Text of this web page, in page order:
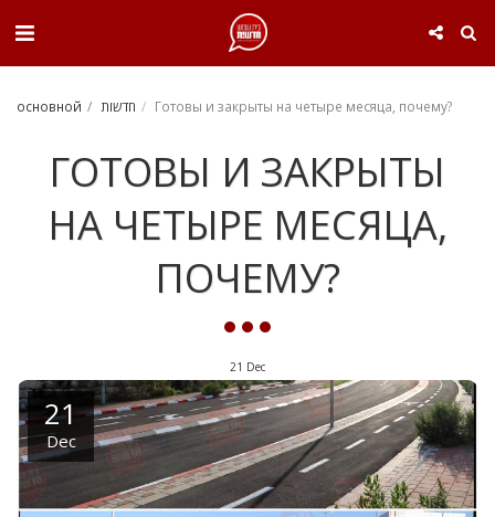
основной חדשות Готовы и закрыты на четыре месяца, почему?
ГОТОВЫ И ЗАКРЫТЫ
НА ЧЕТЫРЕ МЕСЯЦА,
ПОЧЕМУ?
21 Dec
21
Dec